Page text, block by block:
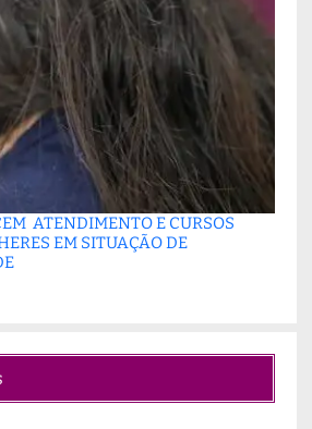
ATENDIMENTO E CURSOS
EM SITUAÇÃO DE